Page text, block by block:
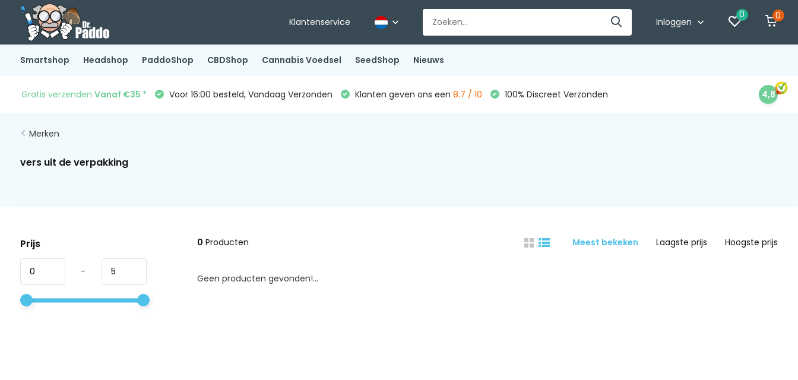
Klantenservice Inloggen
0 0
Smartshop Headshop PaddoShop CBDShop Cannabis Voedsel SeedShop Nieuws
Gratis verzenden Vanaf €35 * Voor 16:00 besteld, Vandaag Verzonden Klanten geven ons een 8.7 / 10 100% Discreet Verzonden 4,8
Merken
vers uit de verpakking
Prijs
-
0 Producten Meest bekeken Laagste prijs Hoogste prijs
Geen producten gevonden!...